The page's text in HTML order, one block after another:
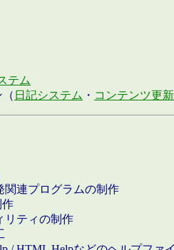
テム
日記システム ・ コンテンツ更
関連プログラムの制作
作
リティの制作